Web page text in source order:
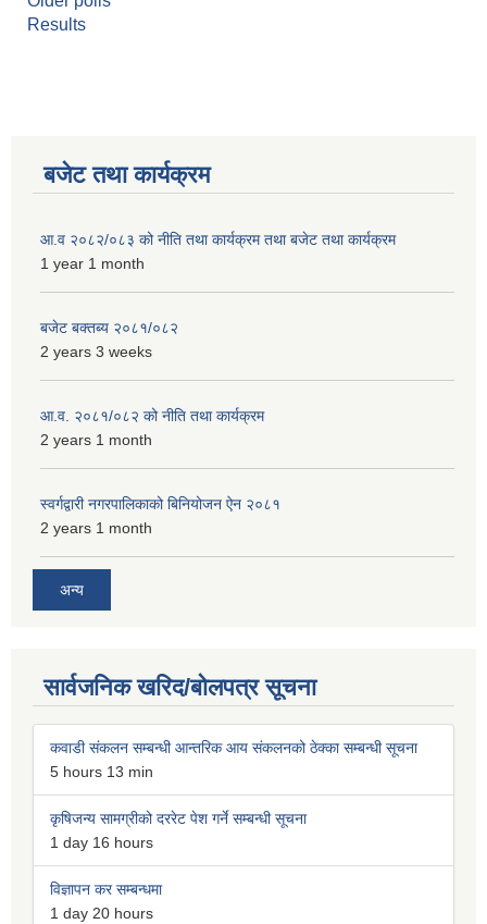
Results
बजेट तथा कार्यक्रम
आ.व २०८२/०८३ को नीति तथा कार्यक्रम तथा बजेट तथा कार्यक्रम
1 year 1 month
बजेट बक्तब्य २०८१/०८२
2 years 3 weeks
आ.व. २०८१/०८२ को नीति तथा कार्यक्रम
2 years 1 month
स्वर्गद्वारी नगरपालिकाको बिनियोजन ऐन २०८१
2 years 1 month
अन्य
सार्वजनिक खरिद/बोलपत्र सूचना
कवाडी संकलन सम्बन्धी आन्तरिक आय संकलनको ठेक्का सम्बन्धी सूचना
5 hours 13 min
कृषिजन्य सामग्रीको दररेट पेश गर्ने सम्बन्धी सूचना
1 day 16 hours
विज्ञापन कर सम्बन्धमा
1 day 20 hours